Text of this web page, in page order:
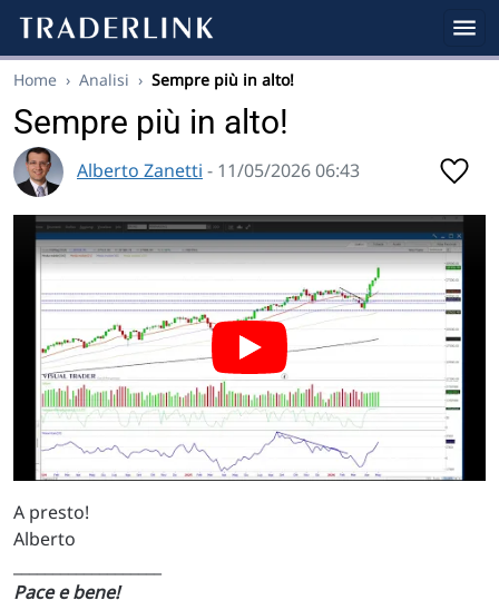
Home › Analisi › Sempre più in alto!
Sempre più in alto!
Alberto Zanetti - 11/05/2026 06:43
A presto!
Alberto
Pace e bene!